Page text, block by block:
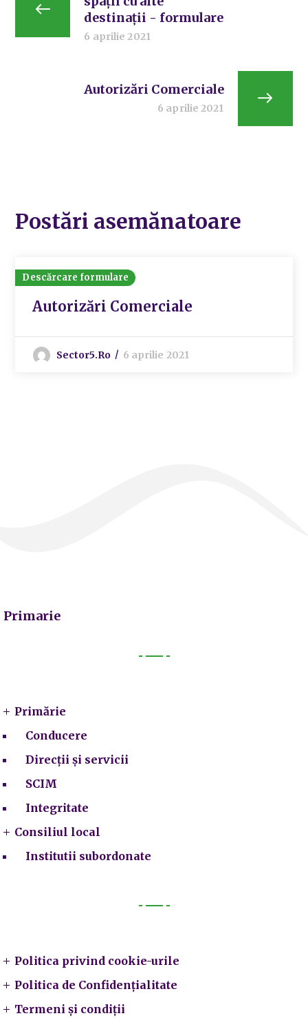
destinații - formulare
6 aprilie 2021
Autorizări Comerciale
6 aprilie 2021
Postări asemănatoare
Descărcare formulare
Autorizări Comerciale
Sector5.ro 6 aprilie 2021
Primarie
Primărie
Conducere
Direcții și servicii
SCIM
Integritate
Consiliul local
Institutii subordonate
Politica privind cookie-urile
Politica de Confidențialitate
Termeni și condiții